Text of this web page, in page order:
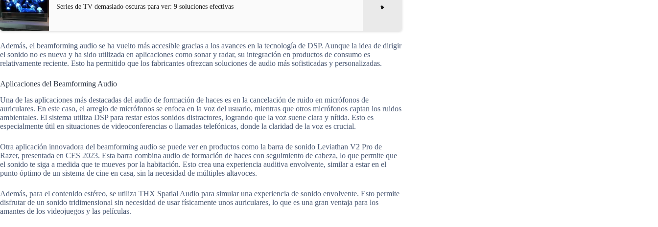
Series de TV demasiado oscuras para ver: 9 soluciones efectivas
Además, el beamforming audio se ha vuelto más accesible gracias a los avances en la tecnología de DSP. Aunque la idea de dirigir
el sonido no es nueva y ha sido utilizada en aplicaciones como sonar y radar, su integración en productos de consumo es
relativamente reciente. Esto ha permitido que los fabricantes ofrezcan soluciones de audio más sofisticadas y personalizadas.
Aplicaciones del Beamforming Audio
Una de las aplicaciones más destacadas del audio de formación de haces es en la cancelación de ruido en micrófonos de
auriculares. En este caso, el arreglo de micrófonos se enfoca en la voz del usuario, mientras que otros micrófonos captan los ruidos
ambientales. El sistema utiliza DSP para restar estos sonidos distractores, logrando que la voz suene clara y nítida. Esto es
especialmente útil en situaciones de videoconferencias o llamadas telefónicas, donde la claridad de la voz es crucial.
Otra aplicación innovadora del beamforming audio se puede ver en productos como la barra de sonido Leviathan V2 Pro de
Razer, presentada en CES 2023. Esta barra combina audio de formación de haces con seguimiento de cabeza, lo que permite que
el sonido te siga a medida que te mueves por la habitación. Esto crea una experiencia auditiva envolvente, similar a estar en el
punto óptimo de un sistema de cine en casa, sin la necesidad de múltiples altavoces.
Además, para el contenido estéreo, se utiliza THX Spatial Audio para simular una experiencia de sonido envolvente. Esto permite
disfrutar de un sonido tridimensional sin necesidad de usar físicamente unos auriculares, lo que es una gran ventaja para los
amantes de los videojuegos y las películas.